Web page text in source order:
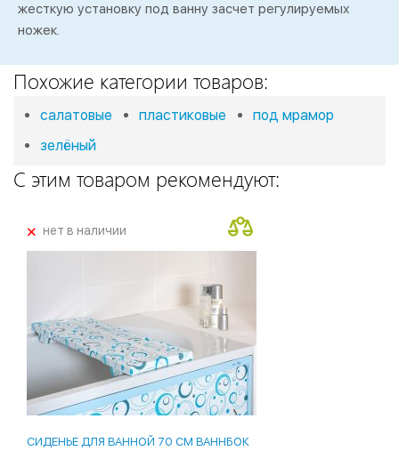
жесткую установку под ванну засчет регулируемых
ножек.
Похожие категории товаров:
салатовые пластиковые
под мрамор
зелёный
С этим товаром рекомендуют:
+нет в наличии
СИДЕНЬЕ ДЛЯ ВАННОЙ 70 СМ ВАННБОК